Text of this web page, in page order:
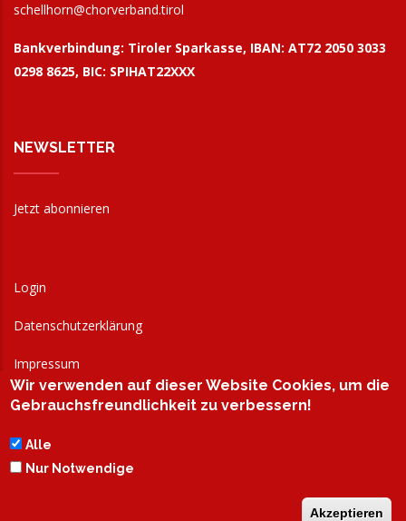
schellhorn@chorverband.tirol
Bankverbindung: Tiroler Sparkasse, IBAN: AT72 2050 3033
0298 8625, BIC: SPIHAT22XXX
NEWSLETTER
Jetzt abonnieren
Login
Datenschutzerklärung
Impressum
AGB
Wir verwenden auf dieser Website Cookies, um die
Gebrauchsfreundlichkeit zu verbessern!
Alle
Nur Notwendige
Akzeptieren